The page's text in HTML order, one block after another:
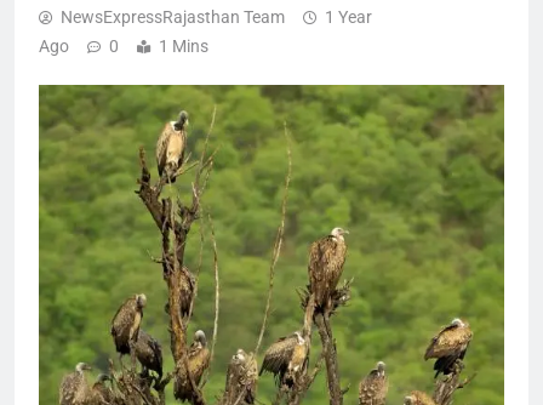
NewsExpressRajasthan Team
1 Year
Ago
0 1 Mins